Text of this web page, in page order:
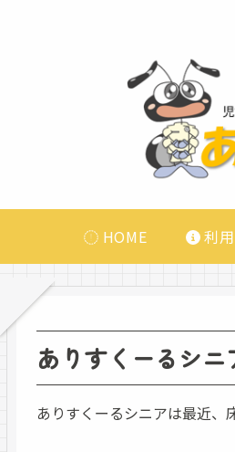
HOME 利
ありすくーるシニ
ありすくーるシニアは最近、